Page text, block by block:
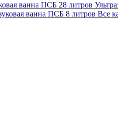
ванна ПСБ 28 литров
ванна ПСБ 8 литров Все